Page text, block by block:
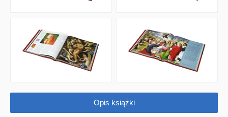
Opis książki